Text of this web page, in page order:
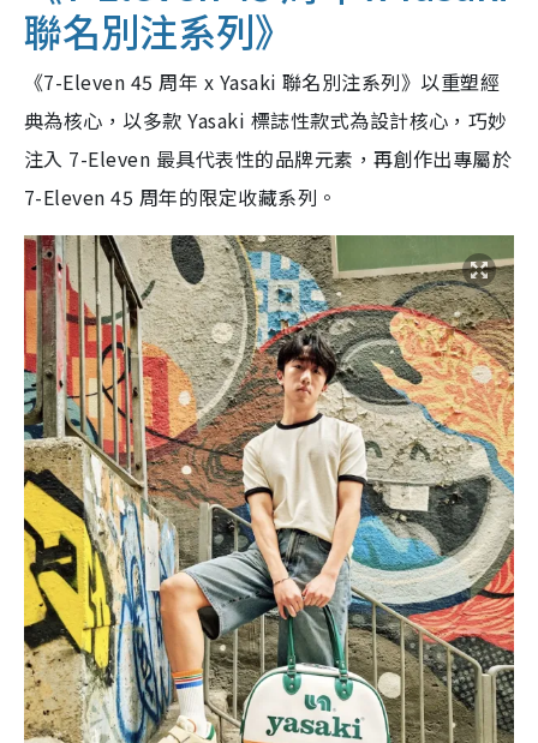
聯名別注系列》
《7-Eleven 45 周年 x Yasaki 聯名別注系列》以重塑經
典為核心，以多款 Yasaki 標誌性款式為設計核心，巧妙
注入 7-Eleven 最具代表性的品牌元素，再創作出專屬於
7-Eleven 45 周年的限定收藏系列。